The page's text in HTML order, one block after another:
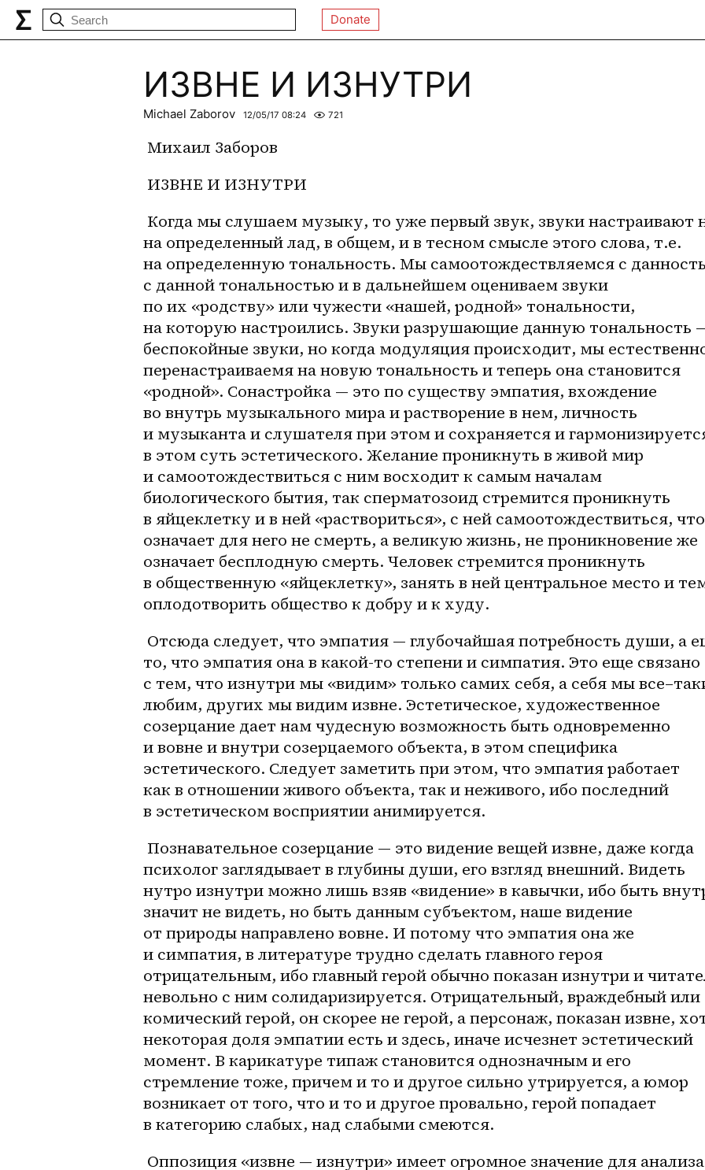
Donate
ИЗВНЕ И ИЗНУТРИ
Michael Zaborov 12/05/17 08:24 721
Михаил Заборов
ИЗВНЕ И ИЗНУТРИ
на определенный лад, в общем, и в тесном смысле этого слова, т.е.
на определенную тональность. Мы самоотождествляемся с
с данной тональностью и в дальнейшем оцениваем звуки
по их «родству» или чужести «нашей, родной» тональности,
на которую настроились. Звуки разрушающие данную тональность
беспокойные звуки, но когда модуляция происходит, мы
перенастраиваемя на новую тональность и теперь она становится
«родной». Сонастройка — это по существу эмпатия, вхождение
во внутрь музыкального мира и растворение в нем, личность
и музыканта и слушателя при этом и сохраняется и
в этом суть эстетического. Желание проникнуть в живой мир
и самоотождествиться с ним восходит к самым началам
биологического бытия, так сперматозоид стремится проникнуть
в яйцеклетку и в ней «раствориться», с ней самоотождествиться, что
означает для него не смерть, а великую жизнь, не проникновение же
означает бесплодную смерть. Человек стремится проникнуть
в общественную «яйцеклетку», занять в ней центральное место и
оплодотворить общество к добру и к худу.
то, что эмпатия она в какой-то степени и симпатия. Это еще связано
с тем, что изнутри мы «видим» только самих себя, а себя мы
любим, других мы видим извне. Эстетическое, художественное
созерцание дает нам чудесную возможность быть одновременно
и вовне и внутри созерцаемого объекта, в этом специфика
эстетического. Следует заметить при этом, что эмпатия работает
как в отношении живого объекта, так и неживого, ибо последний
в эстетическом восприятии анимируется.
психолог заглядывает в глубины души, его взгляд внешний. Видеть
нутро изнутри можно лишь взяв «видение» в кавычки, ибо быть
значит не видеть, но быть данным субъектом, наше видение
от природы направлено вовне. И потому что эмпатия она же
и симпатия, в литературе трудно сделать главного героя
отрицательным, ибо главный герой обычно показан изнутри и
невольно с ним солидаризируется. Отрицательный, враждебный или
комический герой, он скорее не герой, а персонаж, показан извне,
некоторая доля эмпатии есть и здесь, иначе исчезнет эстетический
момент. В карикатуре типаж становится однозначным и его
стремление тоже, причем и то и другое сильно утрируется, а юмор
возникает от того, что и то и другое провально, герой попадает
в категорию слабых, над слабыми смеются.